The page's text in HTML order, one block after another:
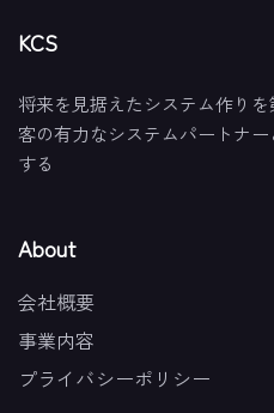
KCS
将来を見据えたシステム作り
客の有力なシステムパートナ
する
About
会社概要
事業内容
プライバシーポリシー